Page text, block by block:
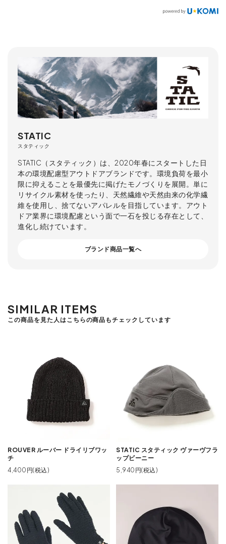
STATIC
スタティック
STATIC（スタティック）は、2020年春にスタートした日
本の環境配慮型アウトドアブランドです。環境負荷を最小
限に抑えることを最優先に掲げたモノづくりを展開。単に
リサイクル素材を使ったり、天然繊維や天然由来の化学繊
維を使用し、捨てないアパレルを目指しています。アウト
ドア業界に環境配慮という面で一石を投じる存在として、
進化し続けています。
ブランド商品一覧へ
SIMILAR ITEMS
この商品を見た人はこちらの商品もチェックしています
ROUVER ルーバー ドライリブワッ
チ
4,400円(税込)
STATIC スタティック ヴァーヴフラ
ップビーニー
5,940円(税込)